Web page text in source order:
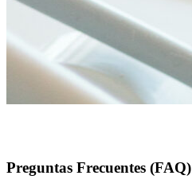
Preguntas Frecuentes (FAQ)